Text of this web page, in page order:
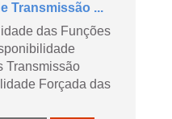
Transmissão ...
das Funções
Transmissão
Forçada das